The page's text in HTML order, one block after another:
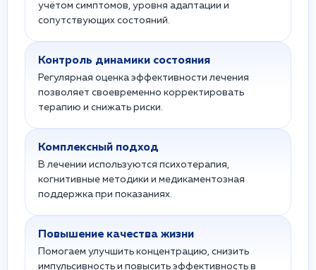
учётом симптомов, уровня адаптации и
сопутствующих состояний.
Контроль динамики состояния
Регулярная оценка эффективности лечения
позволяет своевременно корректировать
терапию и снижать риски.
Комплексный подход
В лечении используются психотерапия,
когнитивные методики и медикаментозная
поддержка при показаниях.
Повышение качества жизни
Помогаем улучшить концентрацию, снизить
импульсивность и повысить эффективность в